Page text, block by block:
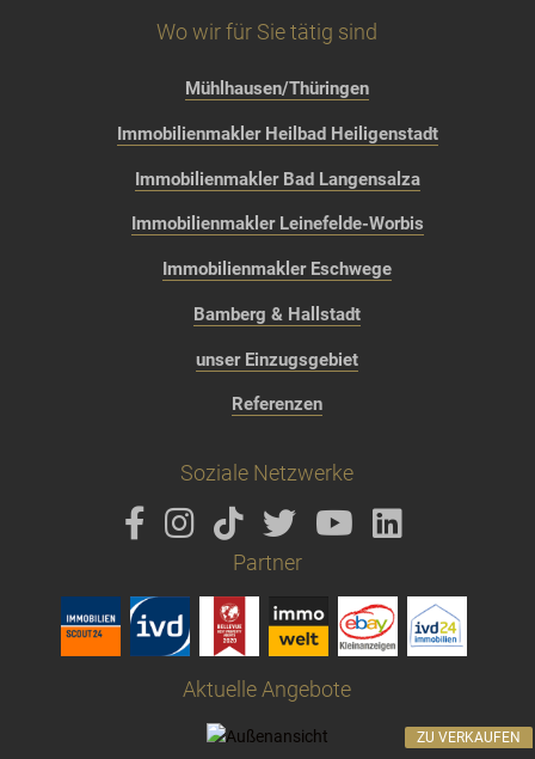
Wo wir für Sie tätig sind
Mühlhausen/Thüringen
Immobilienmakler Heilbad Heiligenstadt
Immobilienmakler Bad Langensalza
Immobilienmakler Leinefelde-Worbis
Immobilienmakler Eschwege
Bamberg & Hallstadt
unser Einzugsgebiet
Referenzen
Soziale Netzwerke
Partner
Aktuelle Angebote
ZU VERKAUFEN